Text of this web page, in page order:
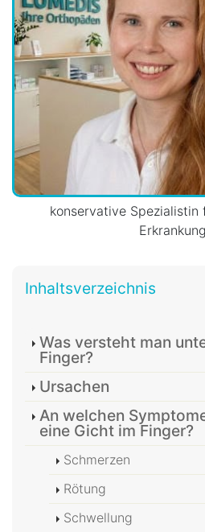
konservative
Inhaltsverzeichnis
Was versteht man
Finger?
Ursachen
An welchen
eine Gicht im Finger?
Schmerzen
Rötung
Schwellung